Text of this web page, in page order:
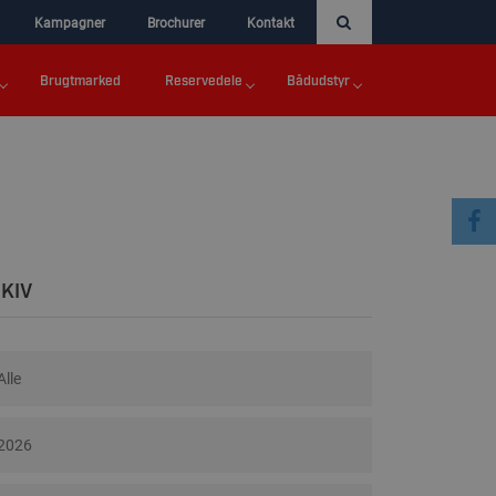
Kampagner Brochurer Kontakt
Brugtmarked Reservedele Bådudstyr